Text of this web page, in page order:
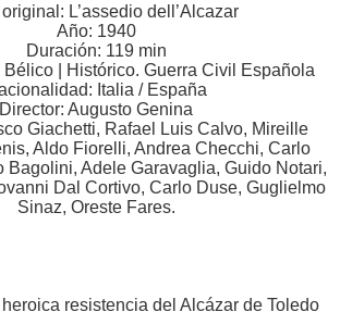
L’assedio dell’Alcazar
Año: 1940
Duración: 119 min
Bélico | Histórico. Guerra Civil Española
Italia / España
Director: Augusto Genina
Giachetti, Rafael Luis Calvo, Mireille
Aldo Fiorelli, Andrea Checchi, Carlo
Bagolini, Adele Garavaglia, Guido Notari,
Dal Cortivo, Carlo Duse, Guglielmo
Sinaz, Oreste Fares.
resistencia del Alcázar de Toledo